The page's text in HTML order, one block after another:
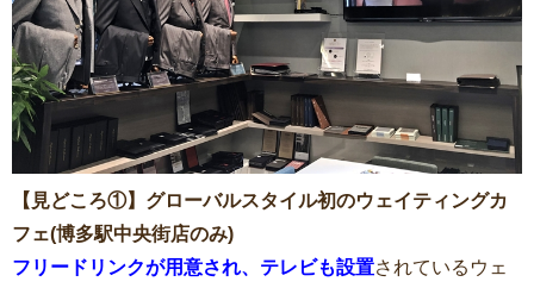
【見どころ①】グローバルスタイル初のウェイティングカ
フェ(博多駅中央街店のみ)
フリードリンクが用意され、テレビも設置されているウェ